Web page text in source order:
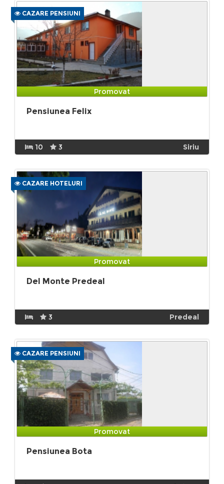
CAZARE PENSIUNI
Promovat
Pensiunea Felix
10 3 Siriu
CAZARE HOTELURI
Promovat
Del Monte Predeal
3 Predeal
CAZARE PENSIUNI
Promovat
Pensiunea Bota